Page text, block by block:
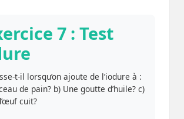
7 : Test
t-il lorsqu’on ajoute de l’iodure à :
de pain? b) Une goutte d’huile? c)
cuit?